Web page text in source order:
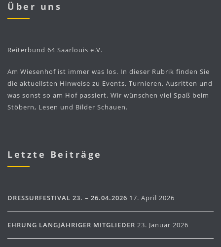
Über uns
Reiterbund 64 Saarlouis e.V.
Am Wiesenhof ist immer was los. In dieser Rubrik finden Sie
die aktuellsten Hinweise zu Events, Turnieren, Ausritten und
was sonst so am Hof passiert. Wir wünschen viel Spaß beim
Stöbern, Lesen und Bilder Schauen.
Letzte Beiträge
DRESSURFESTIVAL 23. – 26.04.2026 17. April 2026
EHRUNG LANGJÄHRIGER MITGLIEDER 23. Januar 2026